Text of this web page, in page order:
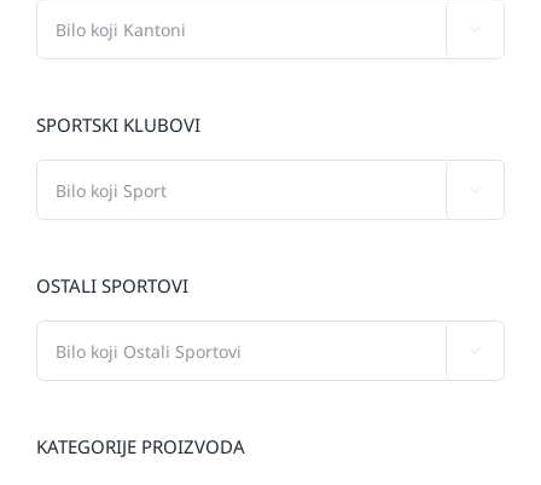
SPORTSKI KLUBOVI
OSTALI SPORTOVI
KATEGORIJE PROIZVODA